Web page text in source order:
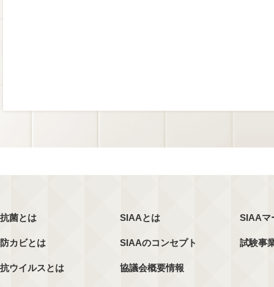
抗菌とは
防カビとは
抗ウイルスとは
SIAAとは
SIAAのコンセプト
協議会概要情報
SIAAマ
試験事